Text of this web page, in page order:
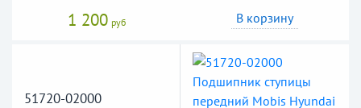
1 200 руб В корзину
51720-02000